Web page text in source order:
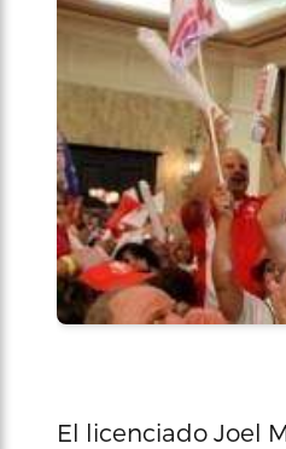
El licenciado Joel